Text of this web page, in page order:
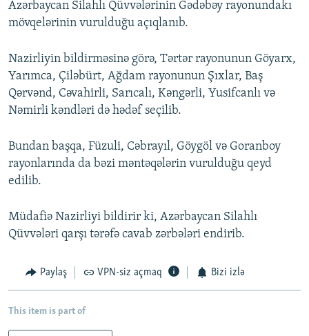
Azərbaycan Silahlı Qüvvələrinin Gədəbəy rayonundakı
mövqelərinin vurulduğu açıqlanıb.
Nazirliyin bildirməsinə görə, Tərtər rayonunun Göyarx,
Yarımca, Çiləbürt, Ağdam rayonunun Şıxlar, Baş
Qərvənd, Cəvahirli, Sarıcalı, Kəngərli, Yusifcanlı və
Nəmirli kəndləri də hədəf seçilib.
Bundan başqa, Füzuli, Cəbrayıl, Göygöl və Goranboy
rayonlarında da bəzi məntəqələrin vurulduğu qeyd
edilib.
Müdafiə Nazirliyi bildirir ki, Azərbaycan Silahlı
Qüvvələri qarşı tərəfə cavab zərbələri endirib.
Paylaş VPN-siz açmaq Bizi izlə
This item is part of